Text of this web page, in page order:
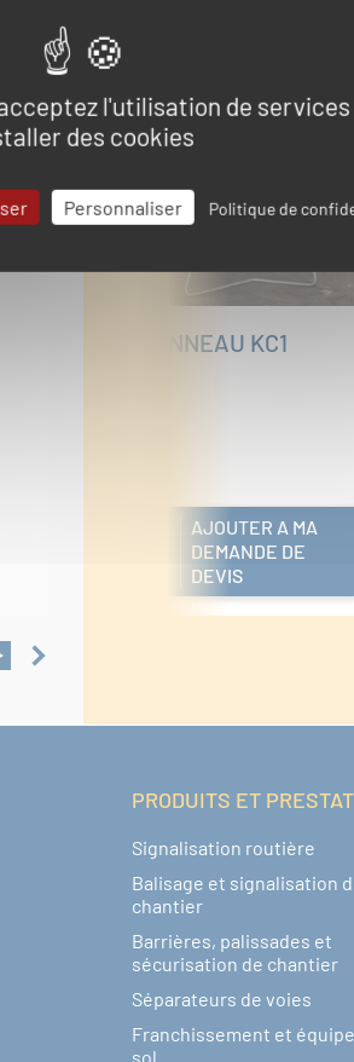
POSE DE
Produits
PANNEAU KC1
AJOUTER A MA
DEMANDE DE
DEVIS
PRODUITS ET
Signalisation routière
Balisage et signalisation
chantier
Barrières, palissades et
sécurisation de chantier
Séparateurs de voies
Franchissement et
sol
l'utilisation de
des cookies
Personnaliser Politique de